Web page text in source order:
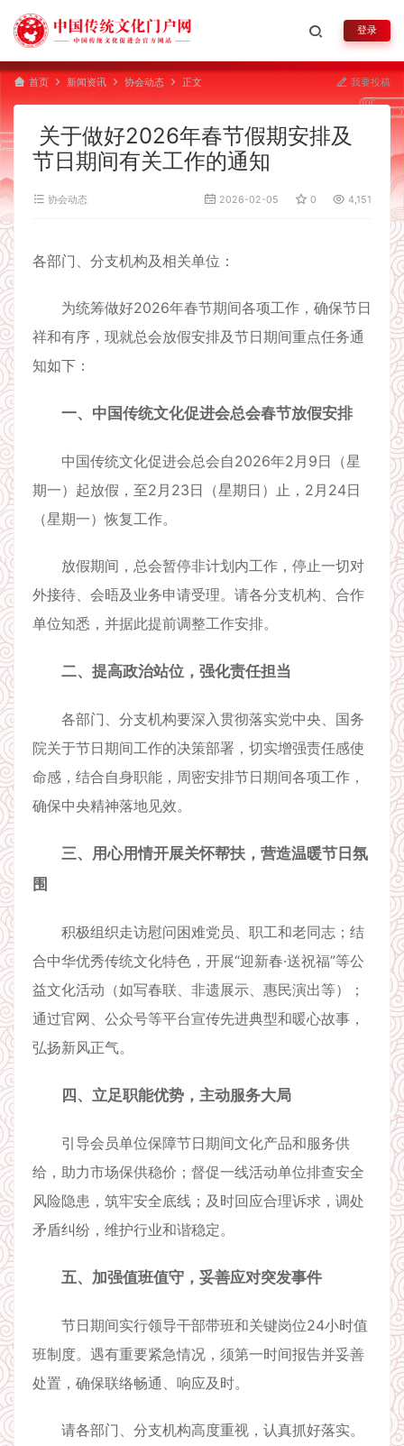
登录
首页 新闻资讯 协会动态 正文 我要投稿
关于做好2026年春节假期安排及
节日期间有关工作的通知
协会动态 2026-02-05 0 4,151
各部门、分支机构及相关单位：
为统筹做好2026年春节期间各项工作，确保节日
祥和有序，现就总会放假安排及节日期间重点任务通
知如下：
一、中国传统文化促进会总会春节放假安排
中国传统文化促进会总会自2026年2月9日（星
期一）起放假，至2月23日（星期日）止，2月24日
（星期一）恢复工作。
放假期间，总会暂停非计划内工作，停止一切对
外接待、会晤及业务申请受理。请各分支机构、合作
单位知悉，并据此提前调整工作安排。
二、提高政治站位，强化责任担当
各部门、分支机构要深入贯彻落实党中央、国务
院关于节日期间工作的决策部署，切实增强责任感使
命感，结合自身职能，周密安排节日期间各项工作，
确保中央精神落地见效。
三、用心用情开展关怀帮扶，营造温暖节日氛
围
积极组织走访慰问困难党员、职工和老同志；结
合中华优秀传统文化特色，开展“迎新春·送祝福”等公
益文化活动（如写春联、非遗展示、惠民演出等）；
通过官网、公众号等平台宣传先进典型和暖心故事，
弘扬新风正气。
四、立足职能优势，主动服务大局
引导会员单位保障节日期间文化产品和服务供
给，助力市场保供稳价；督促一线活动单位排查安全
风险隐患，筑牢安全底线；及时回应合理诉求，调处
矛盾纠纷，维护行业和谐稳定。
五、加强值班值守，妥善应对突发事件
节日期间实行领导干部带班和关键岗位24小时值
班制度。遇有重要紧急情况，须第一时间报告并妥善
处置，确保联络畅通、响应及时。
请各部门、分支机构高度重视，认真抓好落实。